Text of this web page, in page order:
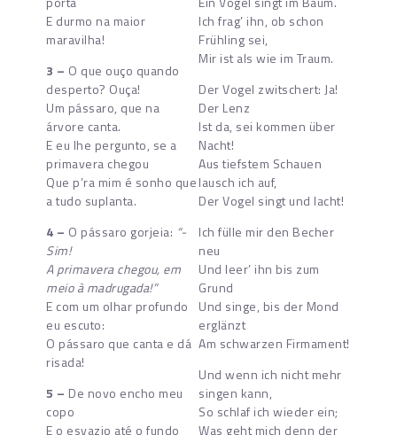
E durmo na maior
maravilha!
3 – O que ouço quando
desperto? Ouça!
Um pássaro, que na
árvore canta.
E eu lhe pergunto, se a
primavera chegou
Que p’ra mim é sonho que
a tudo suplanta.
4 – O pássaro gorjeia: “-
Sim!
A primavera chegou, em
meio à madrugada!”
E com um olhar profundo
eu escuto:
O pássaro que canta e dá
risada!
5 – De novo encho meu
copo
E o esvazio até o fundo
Ich frag’ ihn, ob schon
Frühling sei,
Mir ist als wie im Traum.
Der Vogel zwitschert: Ja!
Der Lenz
Ist da, sei kommen über
Nacht!
Aus tiefstem Schauen
lausch ich auf,
Der Vogel singt und lacht!
Ich fülle mir den Becher
neu
Und leer’ ihn bis zum
Grund
Und singe, bis der Mond
erglänzt
Am schwarzen Firmament!
Und wenn ich nicht mehr
singen kann,
So schlaf ich wieder ein;
Was geht mich denn der